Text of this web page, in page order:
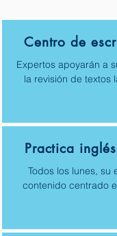
Centro de
Expertos apoyarán a
la revisión de textos
Practica
Todos los lunes, su
contenido centrado